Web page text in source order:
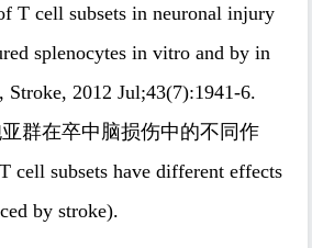
T cell subsets in neuronal injury
splenocytes in vitro and by in
2012 Jul;43(7):1941-6.
群在卒中脑损伤中的不同作
cell subsets have different effects
by stroke).